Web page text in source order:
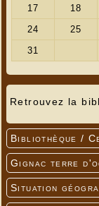
Retrouvez la
Bibliothèque /
Gignac terre
Situation